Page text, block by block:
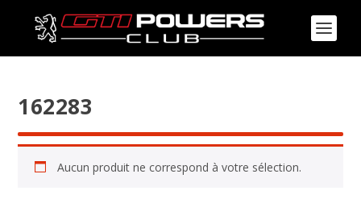
162283
Aucun produit ne correspond à votre sélection.